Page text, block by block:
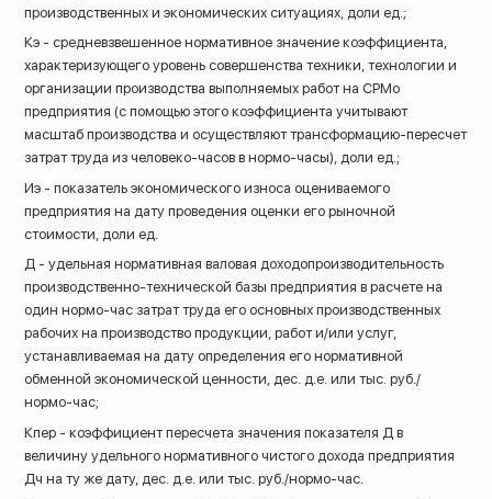
производственных и экономических ситуациях, доли ед.;
Кэ - средневзвешенное нормативное значение коэффициента,
характеризующего уровень совершенства техники, технологии и
организации производства выполняемых работ на СРМо
предприятия (с помощью этого коэффициента учитывают
масштаб производства и осуществляют трансформацию-пересчет
затрат труда из человеко-часов в нормо-часы), доли ед.;
Иэ - показатель экономического износа оцениваемого
предприятия на дату проведения оценки его рыночной
стоимости, доли ед.
Д - удельная нормативная валовая доходопроизводительность
производственно-технической базы предприятия в расчете на
один нормо-час затрат труда его основных производственных
рабочих на производство продукции, работ и/или услуг,
устанавливаемая на дату определения его нормативной
обменной экономической ценности, дес. д.е. или тыс. руб./
нормо-час;
Кпер - коэффициент пересчета значения показателя Д в
величину удельного нормативного чистого дохода предприятия
Дч на ту же дату, дес. д.е. или тыс. руб./нормо-час.